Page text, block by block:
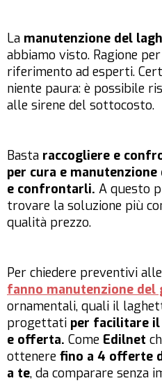
La manutenzione del
abbiamo visto. Ragione
riferimento ad esperti.
niente paura: è possibile
alle sirene del sottocosto.
Basta raccogliere e
per cura e
e confrontarli. A questo
trovare la soluzione più
qualità prezzo.
Per chiedere preventivi alle
fanno manutenzione del
ornamentali, quali il
progettati per facilitare
e offerta. Come Edilnet
ottenere fino a 4 offerte
a te, da comparare senza